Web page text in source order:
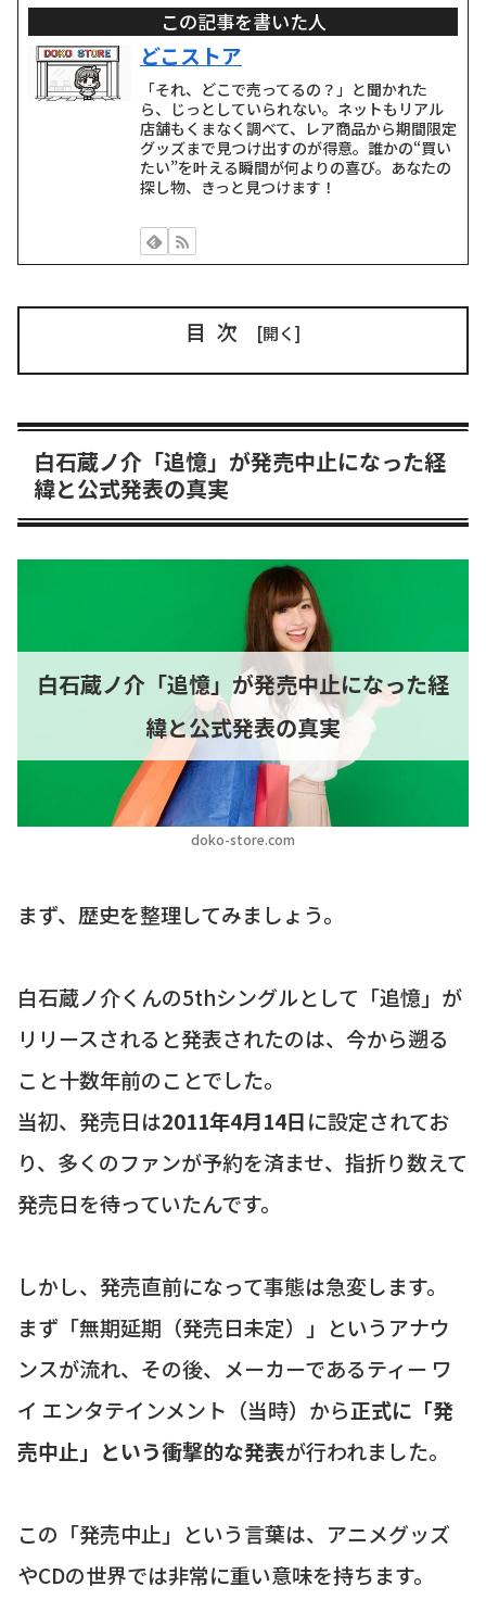
この記事を書いた人
どこストア
「それ、どこで売ってるの？」と聞かれた
ら、じっとしていられない。ネットもリアル
店舗もくまなく調べて、レア商品から期間限定
グッズまで見つけ出すのが得意。誰かの“買い
たい”を叶える瞬間が何よりの喜び。あなたの
探し物、きっと見つけます！
目次
白石蔵ノ介「追憶」が発売中止になった経
緯と公式発表の真実
doko-store.com
白石蔵ノ介「追憶」が発売中止になった経
緯と公式発表の真実
まず、歴史を整理してみましょう。
白石蔵ノ介くんの5thシングルとして「追憶」が
リリースされると発表されたのは、今から遡る
こと十数年前のことでした。
当初、発売日は2011年4月14日に設定されてお
り、多くのファンが予約を済ませ、指折り数えて
発売日を待っていたんです。
しかし、発売直前になって事態は急変します。
まず「無期延期（発売日未定）」というアナウ
ンスが流れ、その後、メーカーであるティー ワ
イ エンタテインメント（当時）から正式に「発
売中止」という衝撃的な発表が行われました。
この「発売中止」という言葉は、アニメグッズ
やCDの世界では非常に重い意味を持ちます。